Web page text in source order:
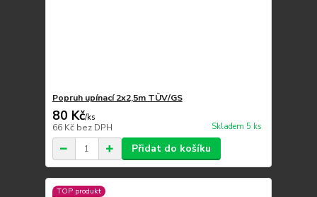
Popruh upínací 2x2,5m TÜV/GS
80 Kč/ks
66 Kč bez DPH Skladem 5 ks
Přidat do košíku
TOP produkt